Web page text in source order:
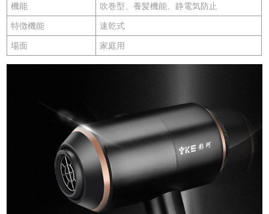
機能 吹巻型、養髪機能、静電気防止
特徴機能 速乾式
場面 家庭用